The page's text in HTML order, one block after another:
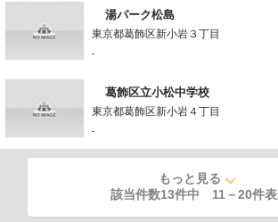
湯パーク松島
東京都葛飾区新小岩３丁目
-
葛飾区立小松中学校
東京都葛飾区新小岩４丁目
-
もっと見る
該当件数13件中 11 －20件